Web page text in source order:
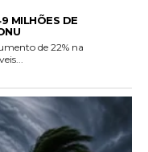
MILHÕES DE
de 22% na